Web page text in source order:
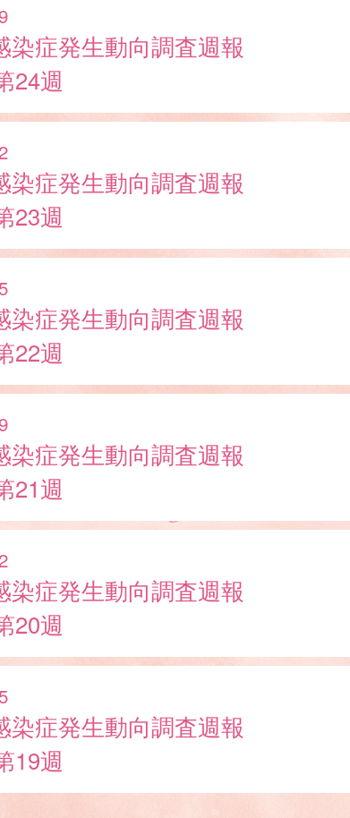
染症発生動向調査週報
24週
染症発生動向調査週報
23週
染症発生動向調査週報
22週
染症発生動向調査週報
21週
染症発生動向調査週報
20週
染症発生動向調査週報
19週